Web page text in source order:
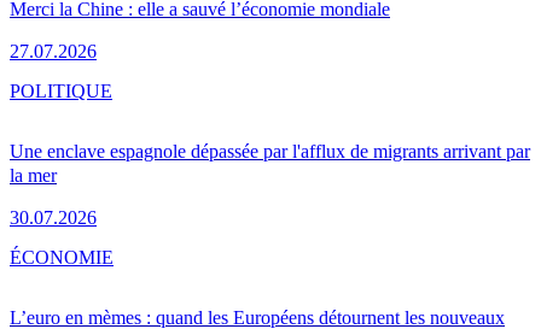
Merci la Chine : elle a sauvé l’économie mondiale
27.07.2026
Une enclave espagnole dépassée par l'afflux de migrants arrivant par
la mer
30.07.2026
POLITIQUE
L’euro en mèmes : quand les Européens détournent les nouveaux
ÉCONOMIE